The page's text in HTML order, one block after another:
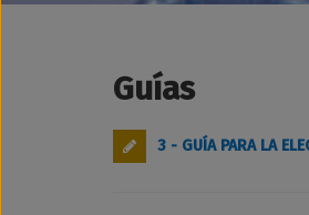
Guías
3 - GUÍA PARA LA